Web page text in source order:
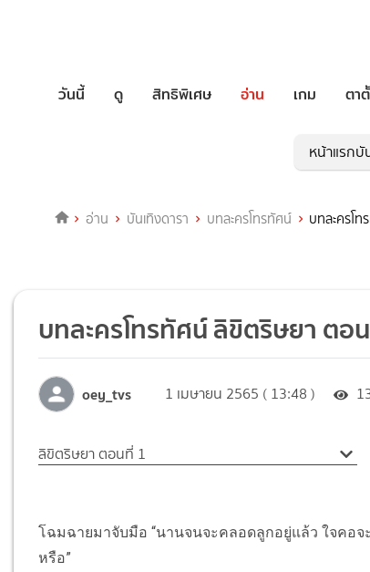
วันนี้ ดู สิทธิพิเศษ อ่าน เกม ตา
หน้าแรกบั
อ่าน บันเทิงดารา บทละครโทรทัศน์ บทละครโ
บทละครโทรทัศน์ ลิขิตริษยา ตอ
oey_tvs 1 เมษายน 2565 ( 13:48 )
ลิขิตริษยา ตอนที่ 1
โฉมฉายมาจับมือ “นานจนจะคลอดลูกอยู่แล้ว ใจคอ
หรือ”